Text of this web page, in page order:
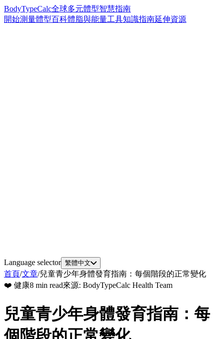
BodyTypeCalc全球多元體型智慧指南
開始測量體型百科體脂與能量工具知識指南延伸資源
Language selector 繁體中文
首頁/文章/兒童青少年身體發育指南：每個階段的正常變化
❤️ 健康8 min read來源: BodyTypeCalc Health Team
兒童青少年身體發育指南：每